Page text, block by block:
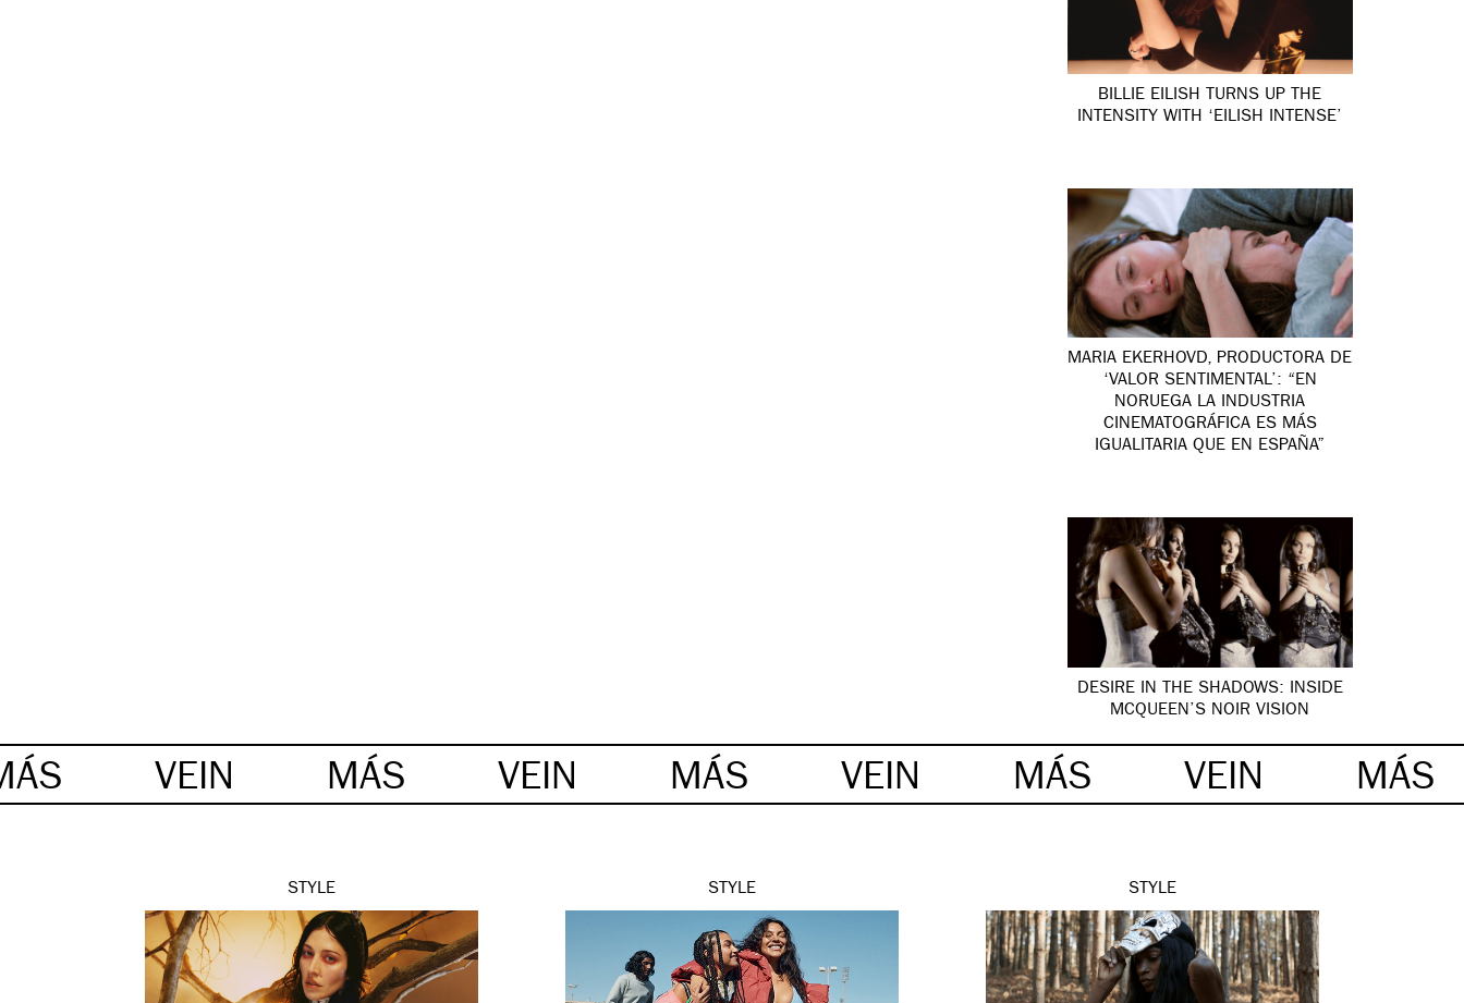
BILLIE EILISH TURNS UP THE
INTENSITY WITH ‘EILISH INTENSE’
MARIA EKERHOVD, PRODUCTORA DE
‘VALOR SENTIMENTAL’: “EN
NORUEGA LA INDUSTRIA
CINEMATOGRÁFICA ES MÁS
IGUALITARIA QUE EN ESPAÑA”
DESIRE IN THE SHADOWS: INSIDE
MCQUEEN’S NOIR VISION
VEIN MÁS VEIN MÁS VEIN MÁS VEIN MÁS
STYLE STYLE STYLE